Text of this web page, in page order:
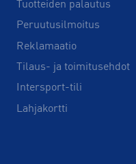
Tuotteiden palautus
Peruutusilmoitus
Reklamaatio
Tilaus- ja toimitusehdot
Intersport-tili
Lahjakortti